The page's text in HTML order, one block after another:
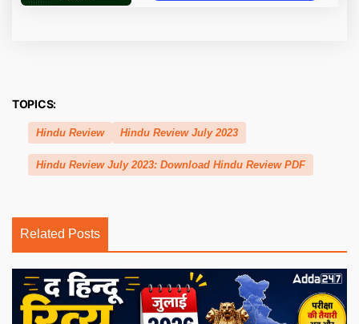
TOPICS:
Hindu Review Hindu Review July 2023
Hindu Review July 2023: Download Hindu Review PDF
Related Posts